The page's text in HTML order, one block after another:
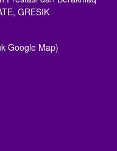
GRESIK
Google Map)